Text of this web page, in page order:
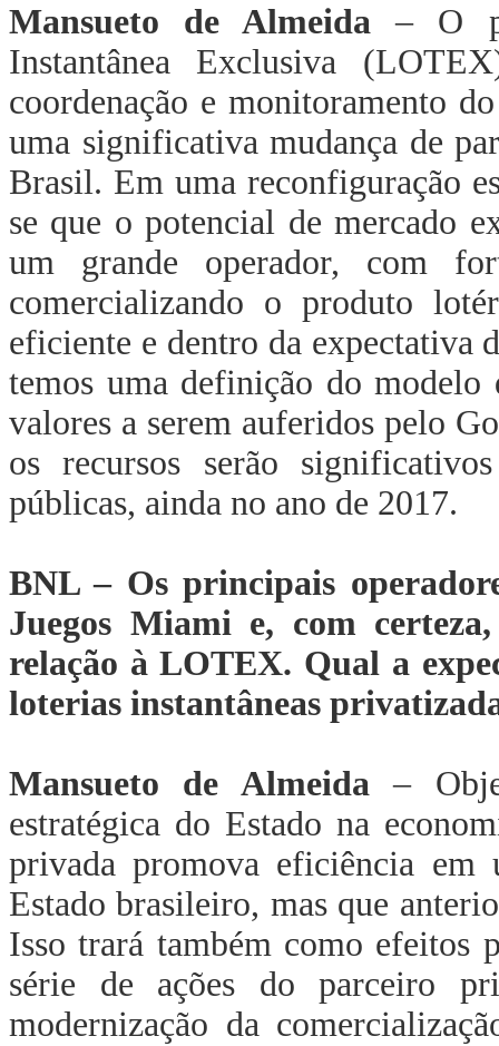
Mansueto de Almeida – O
Instantânea Exclusiva
coordenação e monitoramento
uma significativa mudança de
Brasil. Em uma reconfiguração
se que o potencial de mercado
um grande operador, com
comercializando o produto
eficiente e dentro da expectativa
temos uma definição do modelo
valores a serem auferidos pelo
os recursos serão
públicas, ainda no ano de 2017.
BNL – Os principais
Juegos Miami e, com
relação à LOTEX. Qual a
loterias instantâneas
Mansueto de Almeida –
estratégica do Estado na
privada promova eficiência em
Estado brasileiro, mas que
Isso trará também como efeitos
série de ações do parceiro
modernização da